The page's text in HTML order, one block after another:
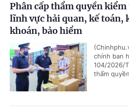
Phân cấp thẩm quyền
lĩnh vực hải quan, kế toán,
khoán, bảo hiểm
chính ban
104/2026/
thẩm